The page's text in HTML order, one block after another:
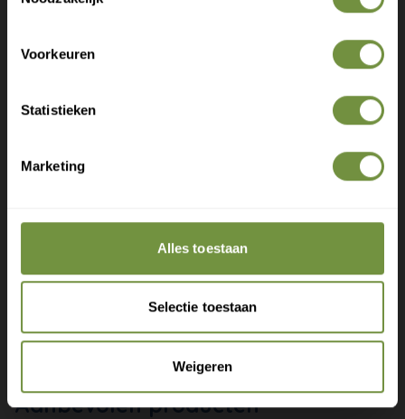
Voorkeuren
Statistieken
Marketing
Alles toestaan
Selectie toestaan
Weigeren
Bel of mail ons voor gratis advies of kom
+31 (0)20 760 47 20
info@thuiszorgwinkelonline.nl
Bekijk winkels
Aanbevolen producten
Deskundige tips over zorg en herstel